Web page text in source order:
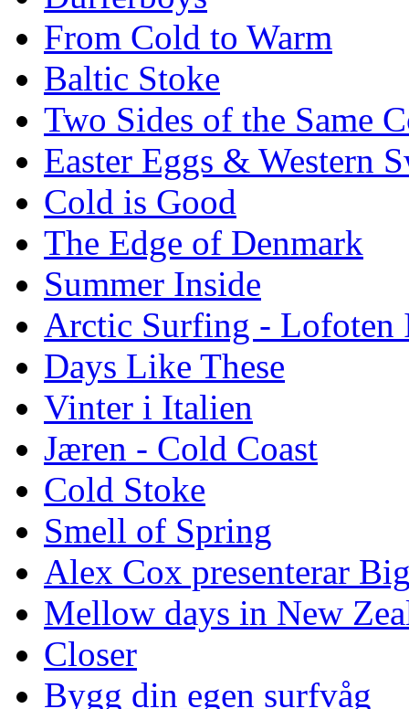
From Cold to Warm
Baltic Stoke
Two Sides of the Same
Easter Eggs & Western
Cold is Good
The Edge of Denmark
Summer Inside
Arctic Surfing - Lofoten
Days Like These
Vinter i Italien
Jæren - Cold Coast
Cold Stoke
Smell of Spring
Alex Cox presenterar
Mellow days in New
Closer
Bygg din egen surfvåg